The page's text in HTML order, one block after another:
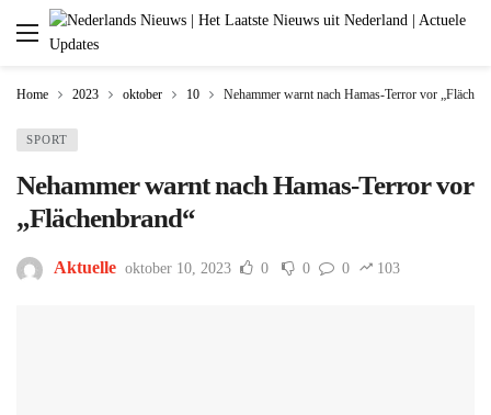
Home 2023 oktober 10 Nehammer warnt nach Hamas-Terror vor
SPORT
Nehammer warnt nach Hamas-Terror vor
„Flächenbrand“
Aktuelle oktober 10, 2023 0 0 0 103